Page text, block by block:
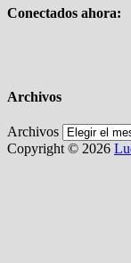
Conectados ahora:
Archivos
Archivos
Copyright © 2026